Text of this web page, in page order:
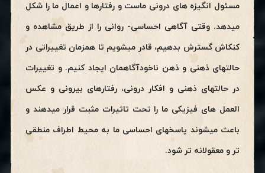
مسئول انگیزه های درونی ماست و رفتارها و اعمال ما را شکل
میدهد. وقتی آگاهی احساسی- روانی را از طریق مشاهده و
کنکاش گسترش بدهیم، قادر میشویم تا همزمان تغییراتی در
حالتهای ذهنی و ذهن ناخودآگاهمان ایجاد کنیم. و تغییرات
در حالتهای ذهنی و افکار درونی، رفتارهای بیرونی و عکس
العمل های فیزیکی ما را تحت تاثیرات مثبت قرار میدهند و
باعث میشوند پاسخهای احساسی ما به محیط اطراف منطقی
تر و معقولانه تر شود.